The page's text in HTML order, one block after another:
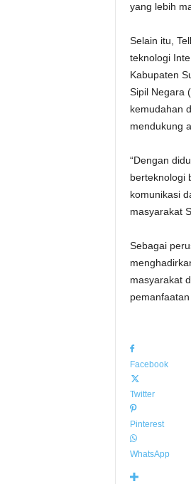
yang lebih
Selain itu,
teknologi
Kabupaten
Sipil Negara
kemudahan
mendukung
“Dengan
berteknologi
komunikasi
masyarakat
Sebagai
masyarakat
Facebook
Twitter
Pinterest
WhatsApp